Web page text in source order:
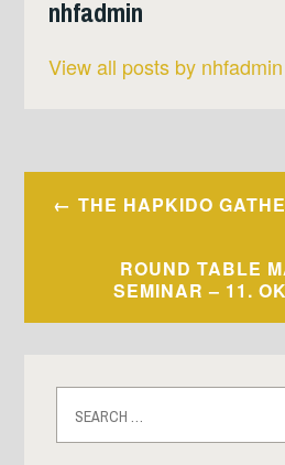
nhfadmin
View all posts by nhfadmin
THE HAPKIDO
ROUND TABLE
SEMINAR – 11.
for: